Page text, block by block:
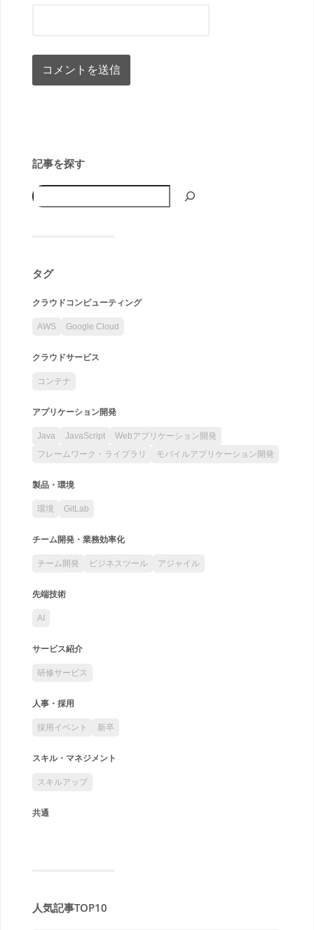
記事を探す
タグ
クラウドコンピューティング
AWS Google Cloud
クラウドサービス
コンテナ
アプリケーション開発
Java JavaScript
Webアプリケーション開発
フレームワーク・ライブラリ
モバイルアプリケーション開発
製品・環境
環境 GitLab
チーム開発・業務効率化
チーム開発 ビジネスツール アジャイル
先端技術
AI
サービス紹介
研修サービス
人事・採用
採用イベント 新卒
スキル・マネジメント
スキルアップ
共通
人気記事TOP10